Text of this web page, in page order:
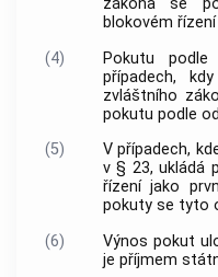
zákona se
blokovém
(4)
Pokutu
případech,
zvláštního
pokutu podle
(5)
V případech,
v § 23, ukládá
řízení jako
pokuty se tyto
(6)
Výnos pokut
je příjmem